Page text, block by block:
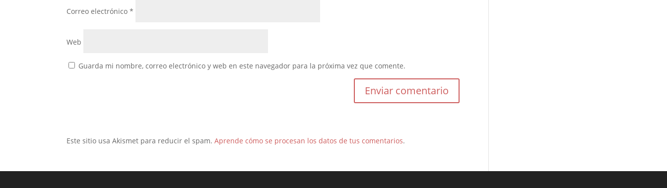
Correo electrónico*
Web
Guarda mi nombre, correo electrónico y web en este navegador para la próxima vez que comente.
Este sitio usa Akismet para reducir el spam.Aprende cómo se procesan los datos de tus comentarios.